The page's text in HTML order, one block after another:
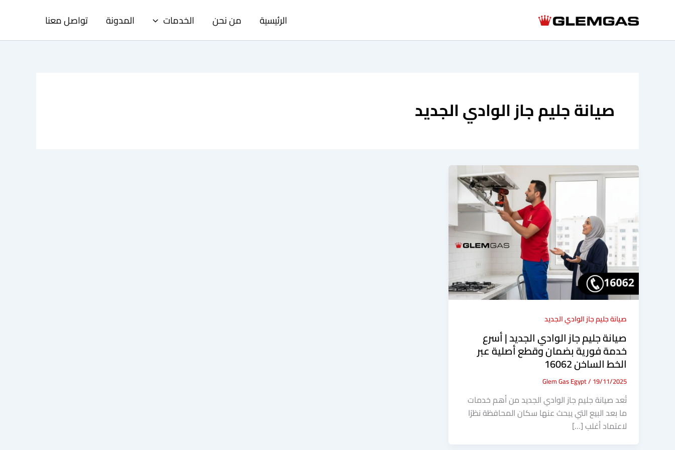
الرئيسية من نحن الخدمات المدونة تواصل معنا
صيانة جليم جاز الوادي الجديد
صيانة جليم جاز الوادي الجديد
صيانة جليم جاز الوادي الجديد | أسرع
خدمة فورية بضمان وقطع أصلية عبر
الخط الساخن 16062
Glem Gas Egypt/ 19/11/2025
تُعد صيانة جليم جاز الوادي الجديد من أهم خدمات
ما بعد البيع التي يبحث عنها سكان المحافظة نظرًا
لاعتماد أغلب […]